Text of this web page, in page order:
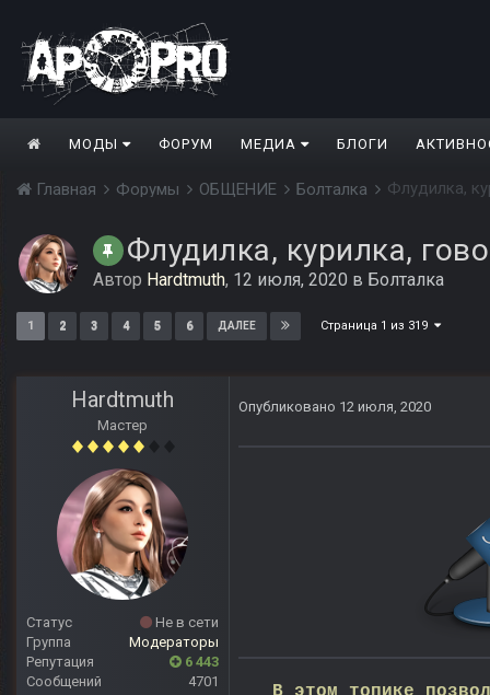
МОДЫ ФОРУМ МЕДИА БЛОГИ
Главная Форумы ОБЩЕНИЕ Болталка Флудилка,
Флудилка, курилка,
Автор Hardtmuth, 12 июля, 2020 в Болталка
1 2 3 4 5 6 ДАЛЕЕ Страница 1 из 319
Hardtmuth
Мастер
Статус
Не в сети
Группа
Модераторы
Репутация
6 443
Сообщений
4701
Опубликовано 12 июля, 2020